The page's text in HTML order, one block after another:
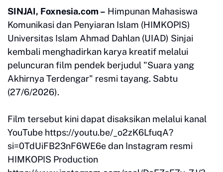
SINJAI, Foxnesia.com – Himpunan Mahasiswa
Komunikasi dan Penyiaran Islam (HIMKOPIS)
Universitas Islam Ahmad Dahlan (UIAD) Sinjai
kembali menghadirkan karya kreatif melalui
peluncuran film pendek berjudul "Suara yang
Akhirnya Terdengar" resmi tayang. Sabtu
(27/6/2026).
Film tersebut kini dapat disaksikan melalui kanal
YouTube https://youtu.be/_o2zK6LfuqA?
si=0TdUiFB23nF6WE6e dan Instagram resmi
HIMKOPIS Production